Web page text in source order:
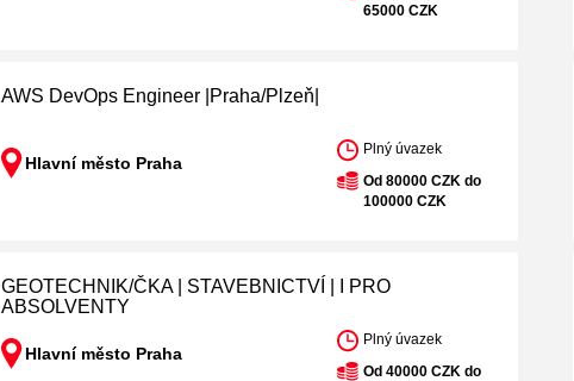
65000 CZK
AWS DevOps Engineer |Praha/Plzeň|
Hlavní město Praha
Plný úvazek
Od 80000 CZK do
100000 CZK
GEOTECHNIK/ČKA | STAVEBNICTVÍ | I PRO
ABSOLVENTY
Hlavní město Praha
Plný úvazek
Od 40000 CZK do